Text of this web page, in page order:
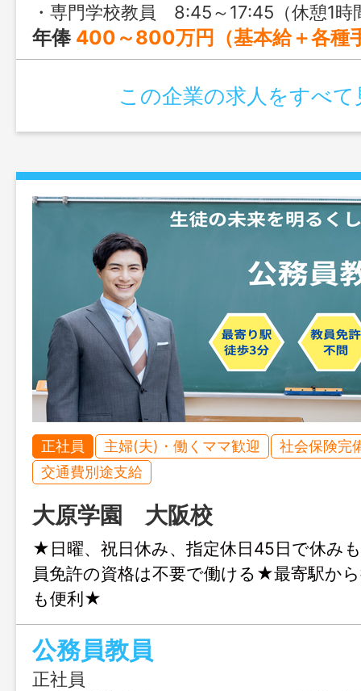
・専門学校教員 8:45～17:45（休憩1時間） ※学校や部署によって多少変動あり ※配属部署によ
年俸 400～800万円（基本給＋各種
この企業の求人をすべて
正社員 主婦(夫)・働くママ歓迎
社会保険完
交通費別途支給
大原学園 大阪校
★日曜、祝日休み、指定休日45日で休み
員免許の資格は不要で働ける★最寄駅か
も便利★
公務員教員
正社員